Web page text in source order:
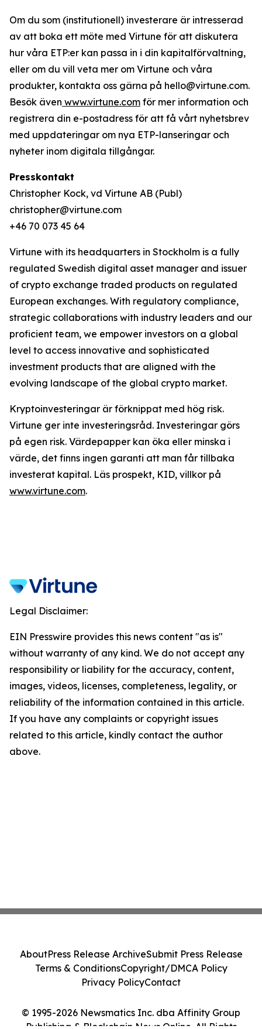
Om du som (institutionell) investerare är intresserad
av att boka ett möte med Virtune för att diskutera
hur våra ETP:er kan passa in i din kapitalförvaltning,
eller om du vill veta mer om Virtune och våra
produkter, kontakta oss gärna på hello@virtune.com.
Besök även www.virtune.com för mer information och
registrera din e-postadress för att få vårt nyhetsbrev
med uppdateringar om nya ETP-lanseringar och
nyheter inom digitala tillgångar.
Presskontakt
Christopher Kock, vd Virtune AB (Publ)
christopher@virtune.com
+46 70 073 45 64
Virtune with its headquarters in Stockholm is a fully
regulated Swedish digital asset manager and issuer
of crypto exchange traded products on regulated
European exchanges. With regulatory compliance,
strategic collaborations with industry leaders and our
proficient team, we empower investors on a global
level to access innovative and sophisticated
investment products that are aligned with the
evolving landscape of the global crypto market.
Kryptoinvesteringar är förknippat med hög risk.
Virtune ger inte investeringsråd. Investeringar görs
på egen risk. Värdepapper kan öka eller minska i
värde, det finns ingen garanti att man får tillbaka
investerat kapital. Läs prospekt, KID, villkor på
www.virtune.com.
Legal Disclaimer:
EIN Presswire provides this news content "as is"
without warranty of any kind. We do not accept any
responsibility or liability for the accuracy, content,
images, videos, licenses, completeness, legality, or
reliability of the information contained in this article.
If you have any complaints or copyright issues
related to this article, kindly contact the author
above.
© 1995-2026 Newsmatics Inc. dba Affinity Group
Publishing & Blockchain News Online. All Rights
AboutPress Release ArchiveSubmit Press Release
Terms & ConditionsCopyright/DMCA Policy
Privacy PolicyContact